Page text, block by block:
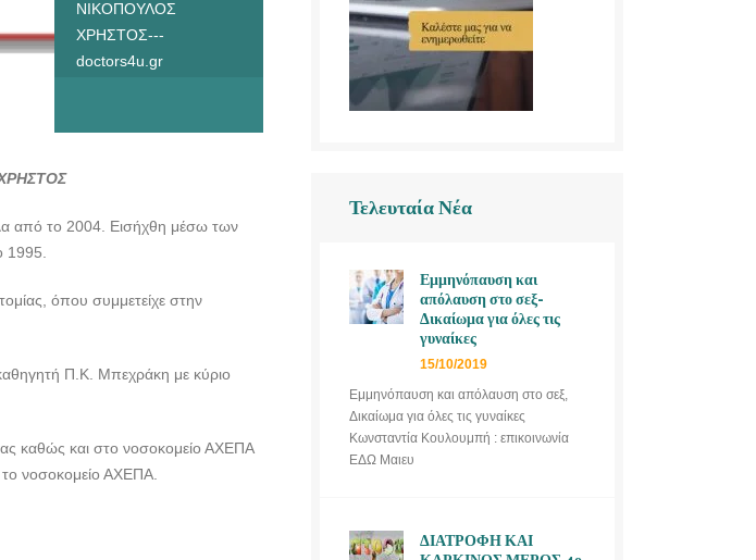
ΝΙΚΟΠΟΥΛΟΣ
ΧΡΗΣΤΟΣ---
doctors4u.gr
από το 2004. Εισήχθη μέσω των
1995.
όπου συμμετείχε στην
Π.Κ. Μπεχράκη με κύριο
καθώς και στο νοσοκομείο ΑΧΕΠΑ
το νοσοκομείο ΑΧΕΠΑ.
Τελευταία Νέα
Εμμηνόπαυση και
απόλαυση στο σεξ-
Δικαίωμα για όλες τις
γυναίκες
15/10/2019
Εμμηνόπαυση και απόλαυση στο σεξ,
Δικαίωμα για όλες τις γυναίκες
Κωνσταντία Κουλουμπή : επικοινωνία
ΕΔΩ Μαιευ
ΔΙΑΤΡΟΦΗ ΚΑΙ